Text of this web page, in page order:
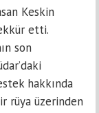
Keskin
etti.
son
hakkında
rüya üzerinden